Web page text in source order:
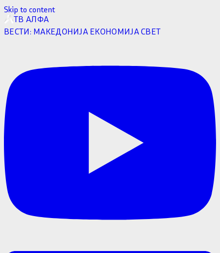
Skip to content
ТВ АЛФА
ВЕСТИ: МАКЕДОНИЈА ЕКОНОМИЈАСВЕТ